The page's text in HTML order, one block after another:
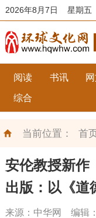
2026年8月7日 星期五
阅读 书讯
综合
当前位置： 首
安伦教授新作
出版：以《道
来源：中华网 编辑